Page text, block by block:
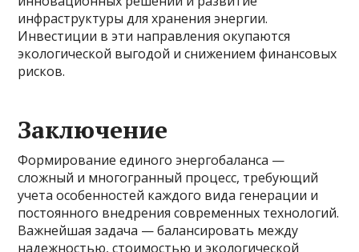
инфраструктуры для хранения энергии.
Инвестиции в эти направления окупаются
экологической выгодой и снижением финансовых
рисков.
Заключение
Формирование единого энергобаланса —
сложный и многогранный процесс, требующий
учета особенностей каждого вида генерации и
постоянного внедрения современных технологий.
Важнейшая задача — балансировать между
надежностью, стоимостью и экологической